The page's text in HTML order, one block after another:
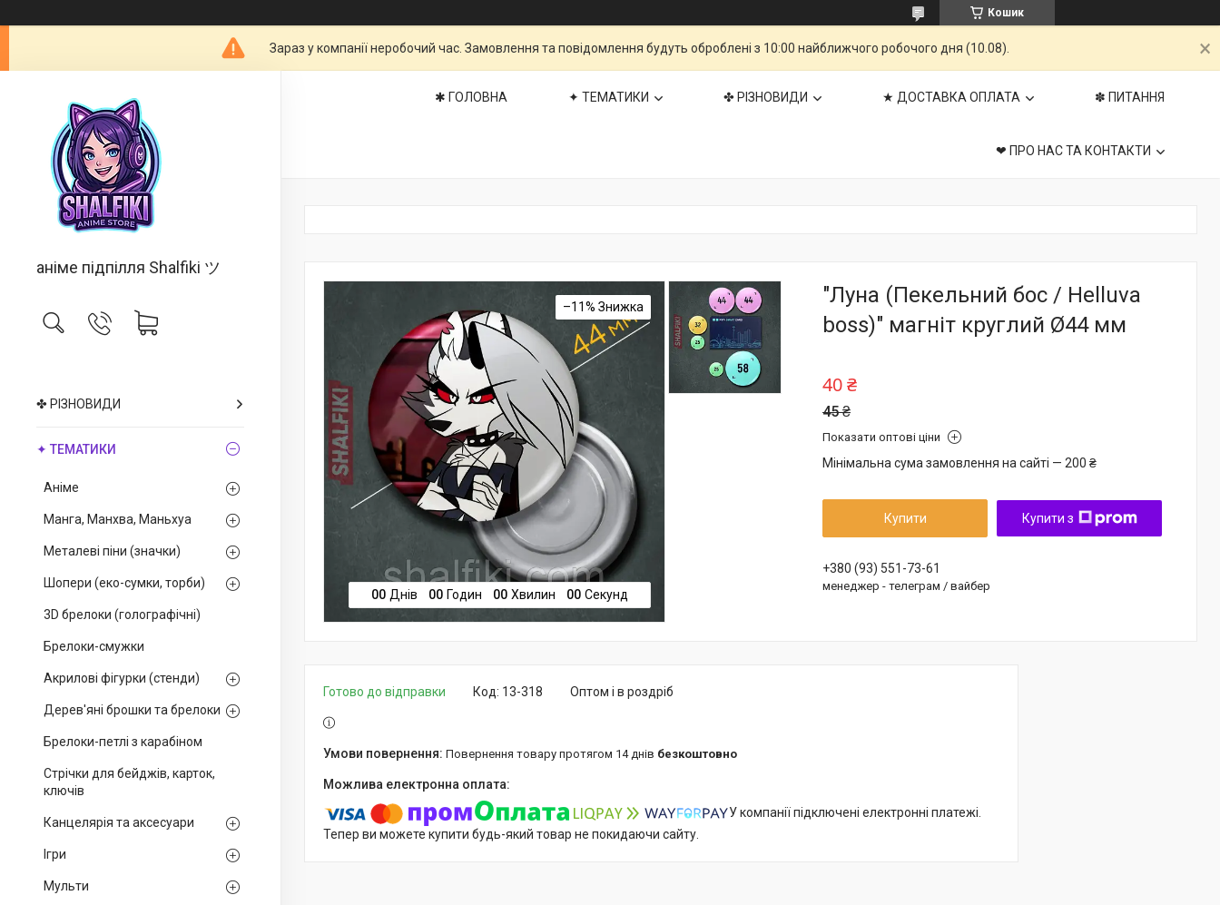
Кошик
Зараз у компанії неробочий час. Замовлення та повідомлення будуть оброблені з 10:00 найближчого робочого дня (10.08).
аніме підпілля Shalfiki ツ
✤ РІЗНОВИДИ
✦ ТЕМАТИКИ
Аніме
Манга, Манхва, Маньхуа
Металеві піни (значки)
Шопери (еко-сумки, торби)
3D брелоки (голографічні)
Брелоки-смужки
Акрилові фігурки (стенди)
Дерев'яні брошки та брелоки
Брелоки-петлі з карабіном
Стрічки для бейджів, карток,
ключів
Канцелярія та аксесуари
Ігри
Мульти
✱ ГОЛОВНА ✦ ТЕМАТИКИ ✤ РІЗНОВИДИ ★ ДОСТАВКА ОПЛАТА ✽ ПИТАННЯ
❤ ПРО НАС ТА КОНТАКТИ
–11%
00 Днів 00 Годин 00 Хвилин 00 Секунд
"Луна (Пекельний бос / Helluva
boss)" магніт круглий Ø44 мм
45 ₴
40 ₴
Показати оптові ціни
Мінімальна сума замовлення на сайті — 200 ₴
Купити Купити з
+380 (93) 551-73-61
менеджер - телеграм / вайбер
Готово до відправки Оптом і в роздріб
Код: 13-318
повернення товару протягом 14 днів безкоштовно
У компанії підключені електронні платежі.
Тепер ви можете купити будь-який товар не покидаючи сайту.